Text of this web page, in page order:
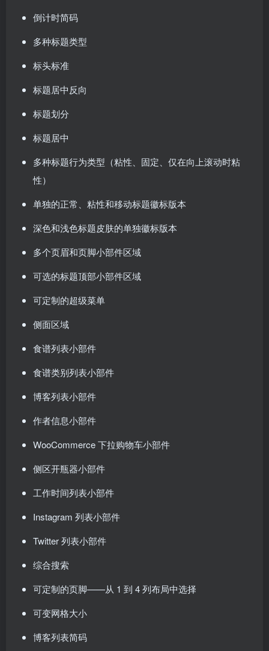
倒计时简码
多种标题类型
标头标准
标题居中反向
标题划分
标题居中
多种标题行为类型（粘性、固定、仅在向上滚动时粘
性）
单独的正常、粘性和移动标题徽标版本
深色和浅色标题皮肤的单独徽标版本
多个页眉和页脚小部件区域
可选的标题顶部小部件区域
可定制的超级菜单
侧面区域
食谱列表小部件
食谱类别列表小部件
博客列表小部件
作者信息小部件
WooCommerce 下拉购物车小部件
侧区开瓶器小部件
工作时间列表小部件
Instagram 列表小部件
Twitter 列表小部件
综合搜索
可定制的页脚——从 1 到 4 列布局中选择
可变网格大小
博客列表简码